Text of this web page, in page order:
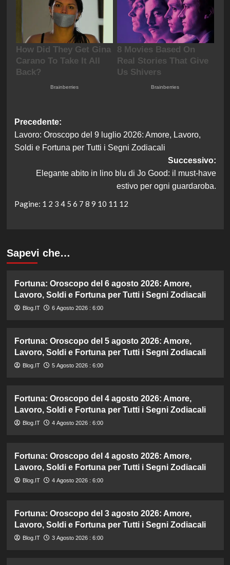
Navigazione
articolo
Precedente:
Lavoro: Oroscopo del 9 luglio 2026: Amore, Lavoro,
Soldi e Fortuna per Tutti i Segni Zodiacali
Successivo:
Elegante abito in lino blu di Jo Good: il must-have
estivo per ogni guardaroba.
Pagine: 1 2 3 4 5 6 7 8 9 10 11 12
Sapevi che…
Fortuna: Oroscopo del 6 agosto 2026: Amore,
Lavoro, Soldi e Fortuna per Tutti i Segni Zodiacali
Blog.IT 6 Agosto 2026 : 6:00
Fortuna: Oroscopo del 5 agosto 2026: Amore,
Lavoro, Soldi e Fortuna per Tutti i Segni Zodiacali
Blog.IT 5 Agosto 2026 : 6:00
Fortuna: Oroscopo del 4 agosto 2026: Amore,
Lavoro, Soldi e Fortuna per Tutti i Segni Zodiacali
Blog.IT 4 Agosto 2026 : 6:00
Fortuna: Oroscopo del 4 agosto 2026: Amore,
Lavoro, Soldi e Fortuna per Tutti i Segni Zodiacali
Blog.IT 4 Agosto 2026 : 6:00
Fortuna: Oroscopo del 3 agosto 2026: Amore,
Lavoro, Soldi e Fortuna per Tutti i Segni Zodiacali
Blog.IT 3 Agosto 2026 : 6:00